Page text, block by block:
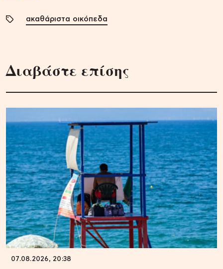
ακαθάριστα οικόπεδα
Διαβάστε επίσης
07.08.2026, 20:38